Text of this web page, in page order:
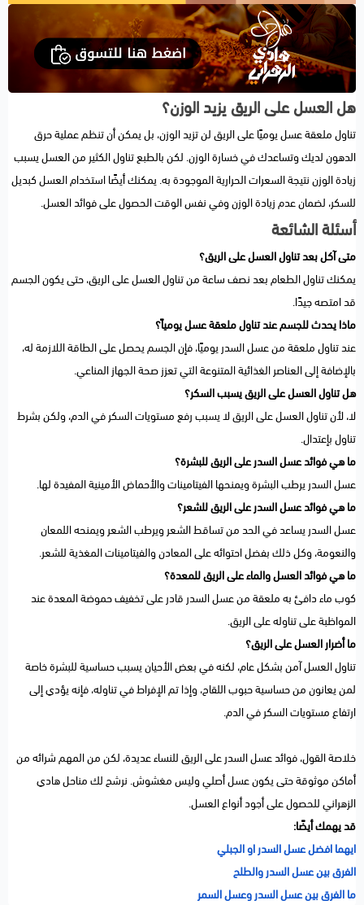
هل العسل على الريق يزيد الوزن؟
تناول ملعقة عسل يوميًا على الريق لن تزيد الوزن، بل يمكن أن تنظم عملية حرق
الدهون لديك وتساعدك في خسارة الوزن. لكن بالطبع تناول الكثير من العسل يسبب
زيادة الوزن نتيجة السعرات الحرارية الموجودة به. يمكنك أيضًا استخدام العسل كبديل
للسكر، لضمان عدم زيادة الوزن وفي نفس الوقت الحصول على فوائد العسل.
أسئلة الشائعة
متى آكل بعد تناول العسل على الريق؟
يمكنك تناول الطعام بعد نصف ساعة من تناول العسل على الريق، حتى يكون الجسم
قد امتصه جيدًا.
ماذا يحدث للجسم عند تناول ملعقة عسل يومياً؟
عند تناول ملعقة من عسل السدر يوميًا، فإن الجسم يحصل على الطاقة اللازمة له،
بالإضافة إلى العناصر الغذائية المتنوعة التي تعزز صحة الجهاز المناعي.
هل تناول العسل على الريق يسبب السكر؟
لا، لأن تناول العسل على الريق لا يسبب رفع مستويات السكر في الدم، ولكن بشرط
تناول بإعتدال.
ما هي فوائد عسل السدر على الريق للبشرة؟
عسل السدر يرطب البشرة ويمنحها الفيتامينات والأحماض الأمينية المفيدة لها.
ما هي فوائد عسل السدر على الريق للشعر؟
عسل السدر يساعد في الحد من تساقط الشعر ويرطب الشعر ويمنحه اللمعان
والنعومة، وكل ذلك بفضل احتوائه على المعادن والفيتامينات المغذية للشعر.
ما هي فوائد العسل والماء على الريق للمعدة؟
كوب ماء دافئ به ملعقة من عسل السدر قادر على تخفيف حموضة المعدة عند
المواظبة على تناوله على الريق.
ما أضرار العسل على الريق؟
تناول العسل آمن بشكل عام، لكنه في بعض الأحيان يسبب حساسية للبشرة خاصة
لمن يعانون من حساسية حبوب اللقاح، وإذا تم الإفراط في تناوله، فإنه يؤدي إلى
ارتفاع مستويات السكر في الدم.
خلاصة القول، فوائد عسل السدر على الريق للنساء عديدة، لكن من المهم شرائه من
أماكن موثوقة حتى يكون عسل أصلي وليس مغشوش. نرشح لك مناحل هادي
الزهراني للحصول على أجود أنواع العسل.
قد يهمك أيضًا:
ايهما افضل عسل السدر او الجبلي
الفرق بين عسل السدر والطلح
ما الفرق بين عسل السدر وعسل السمر